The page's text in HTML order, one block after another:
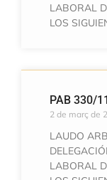
LABORAL
LOS
PAB 330/11
2 de març de
LAUDO
LABORAL